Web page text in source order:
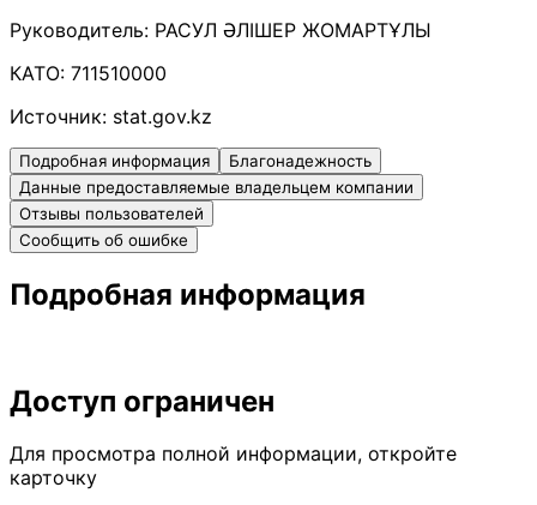
Руководитель: РАСУЛ ӘЛІШЕР ЖОМАРТҰЛЫ
КАТО: 711510000
Источник: stat.gov.kz
Подробная информация
Благонадежность
Данные предоставляемые владельцем компании
Отзывы пользователей
Сообщить об ошибке
Подробная информация
Доступ ограничен
Для просмотра полной информации, откройте
карточку